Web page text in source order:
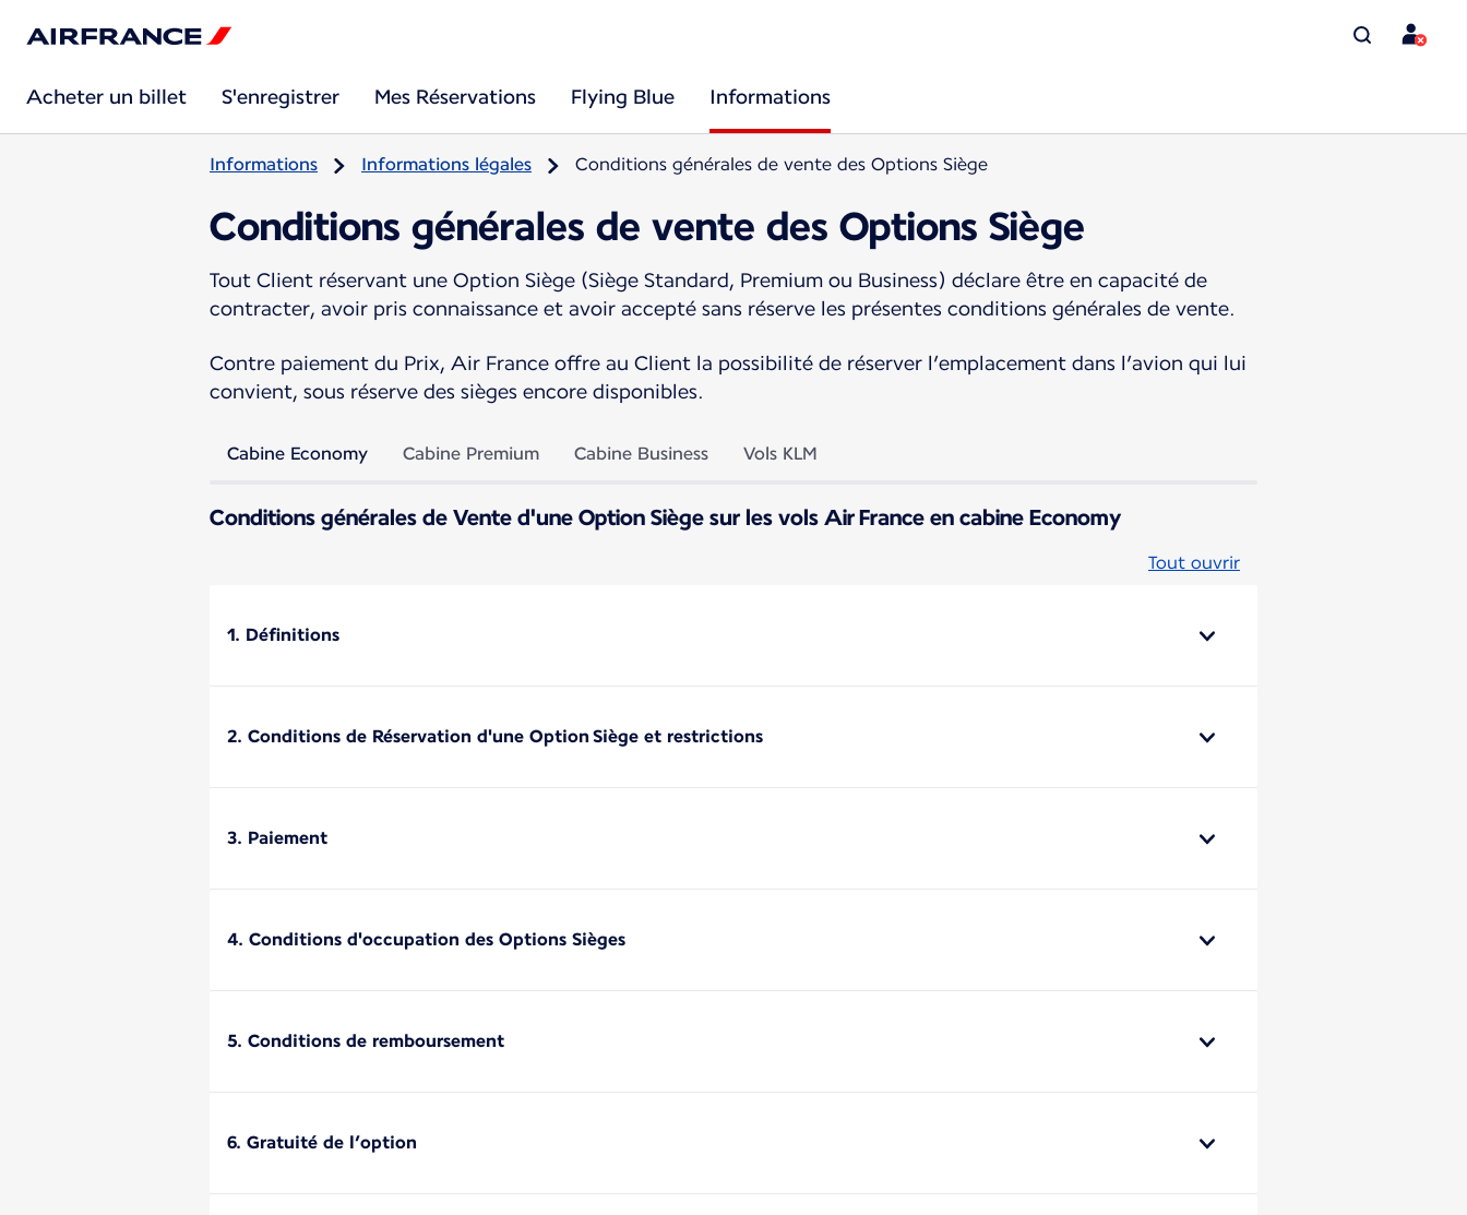
Acheter un billet S'enregistrer Mes Réservations Flying Blue Informations
Informations Informations légales Conditions générales de vente des Options Siège
Conditions générales de vente des Options Siège
Tout Client réservant une Option Siège (Siège Standard, Premium ou Business) déclare être en capacité de
contracter, avoir pris connaissance et avoir accepté sans réserve les présentes conditions générales de vente.
Contre paiement du Prix, Air France offre au Client la possibilité de réserver l’emplacement dans l’avion qui lui
convient, sous réserve des sièges encore disponibles.
Cabine Economy Cabine Premium Cabine Business Vols KLM
Conditions générales de Vente d'une Option Siège sur les vols Air France en cabine Economy
Tout ouvrir
1. Définitions
2. Conditions de Réservation d'une Option Siège et restrictions
3. Paiement
4. Conditions d'occupation des Options Sièges
5. Conditions de remboursement
6. Gratuité de l’option